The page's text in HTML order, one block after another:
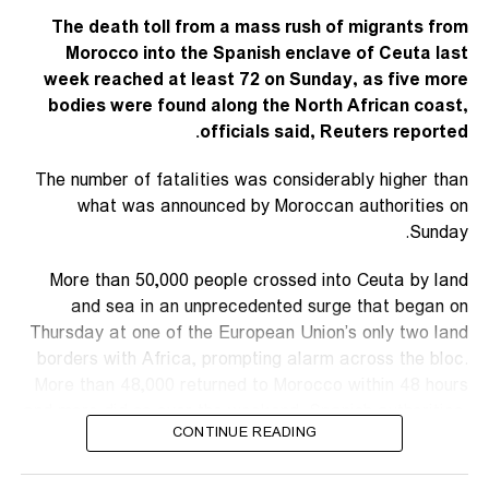
The death toll from a mass rush of migrants from
Morocco into the Spanish enclave of Ceuta last
week reached at least 72 ‌on Sunday, as five more
bodies were found along the North African coast,
officials said, Reuters reported.
The number of fatalities was considerably higher than
what was announced by Moroccan authorities on
Sunday.
More than 50,000 people crossed into Ceuta by land
and sea in an unprecedented surge that began on
Thursday at one of the European Union’s only two land
borders ​with Africa, prompting alarm across the bloc.
and more did so over the weekend, Spanish authorities ​
CONTINUE READING